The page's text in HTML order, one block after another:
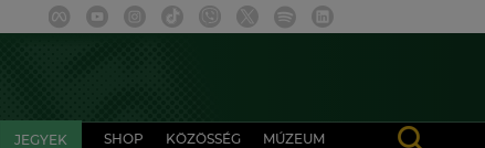
JEGYEK SHOP KÖZÖSSÉG MÚZEUM